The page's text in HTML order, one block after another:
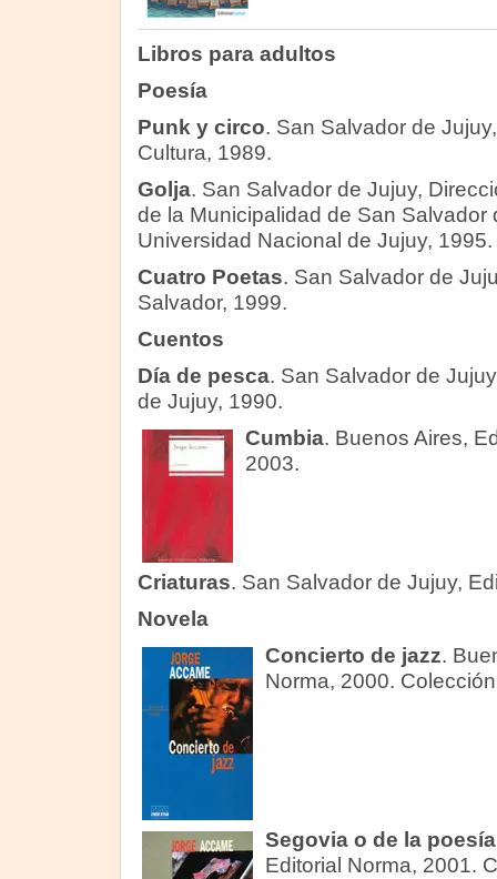
Libros para adultos
Poesía
Punk y circo. San Salvador de
Cultura, 1989.
Golja. San Salvador de Jujuy,
de la Municipalidad de San Salvador
Universidad Nacional de Jujuy, 1995.
Cuatro Poetas. San Salvador de
Salvador, 1999.
Cuentos
Día de pesca. San Salvador de
de Jujuy, 1990.
Cumbia. Buenos Aires,
2003.
Criaturas. San Salvador de Jujuy,
Novela
Concierto de jazz.
Norma, 2000.
Segovia o de la poesía
Editorial Norma, 2001.